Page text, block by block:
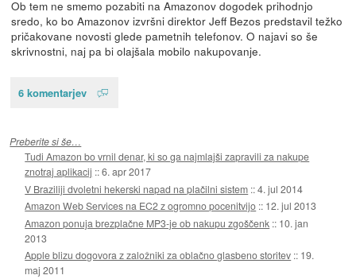
Ob tem ne smemo pozabiti na Amazonov dogodek prihodnjo
sredo, ko bo Amazonov izvršni direktor Jeff Bezos predstavil težko
pričakovane novosti glede pametnih telefonov. O najavi so še
skrivnostni, naj pa bi olajšala mobilo nakupovanje.
6 komentarjev
Preberite si še…
Tudi Amazon bo vrnil denar, ki so ga najmlajši zapravili za nakupe
znotraj aplikacij ::6. apr 2017
V Braziliji dvoletni hekerski napad na plačilni sistem ::4. jul 2014
Amazon Web Services na EC2 z ogromno pocenitvijo :: 12. jul 2013
Amazon ponuja brezplačne MP3-je ob nakupu zgoščenk :: 10. jan
2013
Apple blizu dogovora z založniki za oblačno glasbeno storitev :: 19.
maj 2011